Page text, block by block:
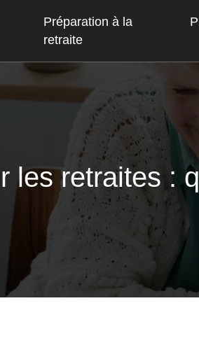
Préparation à la
retraite
les retraites :